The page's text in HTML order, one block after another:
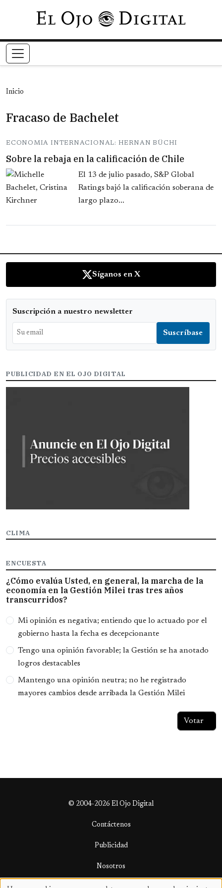
Pasar al contenido principal
Inicio
Fracaso de Bachelet
ECONOMIA INTERNACIONAL: HERNAN BÜCHI
Sobre la rebaja en la calificación de Chile
El 13 de julio pasado, S&P Global
Ratings bajó la calificación soberana de
largo plazo...
Síganos en X
Suscripción a nuestro newsletter
PUBLICIDAD EN EL OJO DIGITAL
CLIMA
ENCUESTA
¿Cómo evalúa Usted, en general, la marcha de la
economía en la Gestión Milei tras tres años
transcurridos?
Opciones
Mi opinión es negativa; entiendo que lo actuado por el
gobierno hasta la fecha es decepcionante
Tengo una opinión favorable; la Gestión se ha anotado
logros destacables
Mantengo una opinión neutra; no he registrado
mayores cambios desde arribada la Gestión Milei
© 2004-2026 El Ojo Digital
Contáctenos
Publicidad
Nosotros